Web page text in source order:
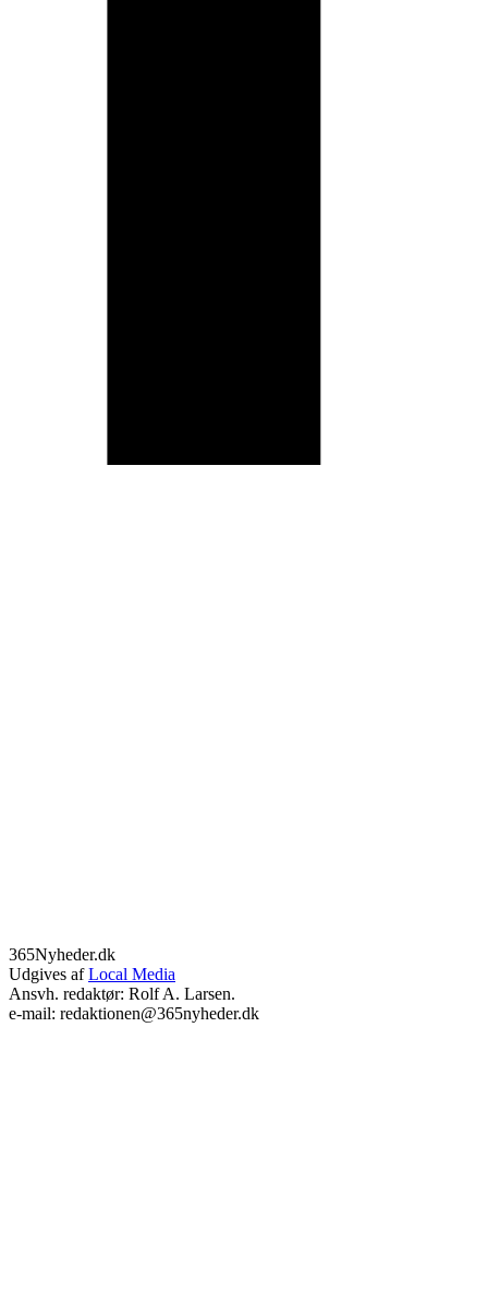
365Nyheder.dk
Udgives afLocal Media
Ansvh. redaktør: Rolf A. Larsen.
e-mail: redaktionen@365nyheder.dk